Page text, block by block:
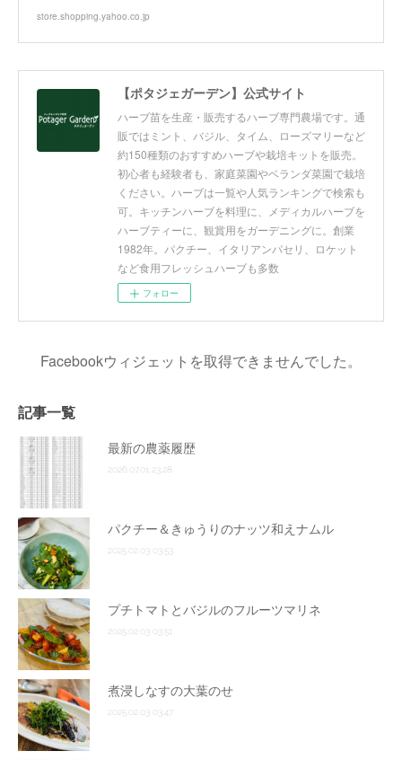
store.shopping.yahoo.co.jp
【ポタジェガーデン】公式サイト
ハーブ苗を生産・販売するハーブ専門農場です。通
販ではミント、バジル、タイム、ローズマリーなど
約150種類のおすすめハーブや栽培キットを販売。
初心者も経験者も、家庭菜園やベランダ菜園で栽培
ください。ハーブは一覧や人気ランキングで検索も
可。キッチンハーブを料理に、メディカルハーブを
ハーブティーに、観賞用をガーデニングに。創業
1982年。パクチー、イタリアンパセリ、ロケット
など食用フレッシュハーブも多数
フォロー
Facebookウィジェットを取得できませんでした。
記事一覧
最新の農薬履歴
2026.07.01 23:28
パクチー＆きゅうりのナッツ和えナムル
2025.02.03 03:53
プチトマトとバジルのフルーツマリネ
2025.02.03 03:51
煮浸しなすの大葉のせ
2025.02.03 03:47